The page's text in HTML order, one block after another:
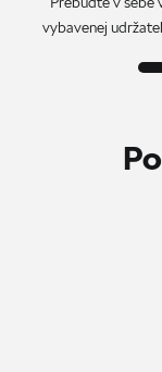
vybavenej